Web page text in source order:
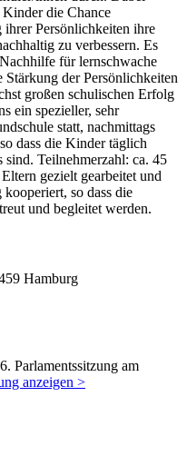
die Chance
Persönlichkeiten ihre
zu verbessern. Es
für lernschwache
der Persönlichkeiten
großen schulischen Erfolg
ein spezieller, sehr
statt, nachmittags
dass die Kinder täglich
Teilnehmerzahl: ca. 45
gezielt gearbeitet und
so dass die
und begleitet werden.
Hamburg
Parlamentssitzung am
anzeigen >